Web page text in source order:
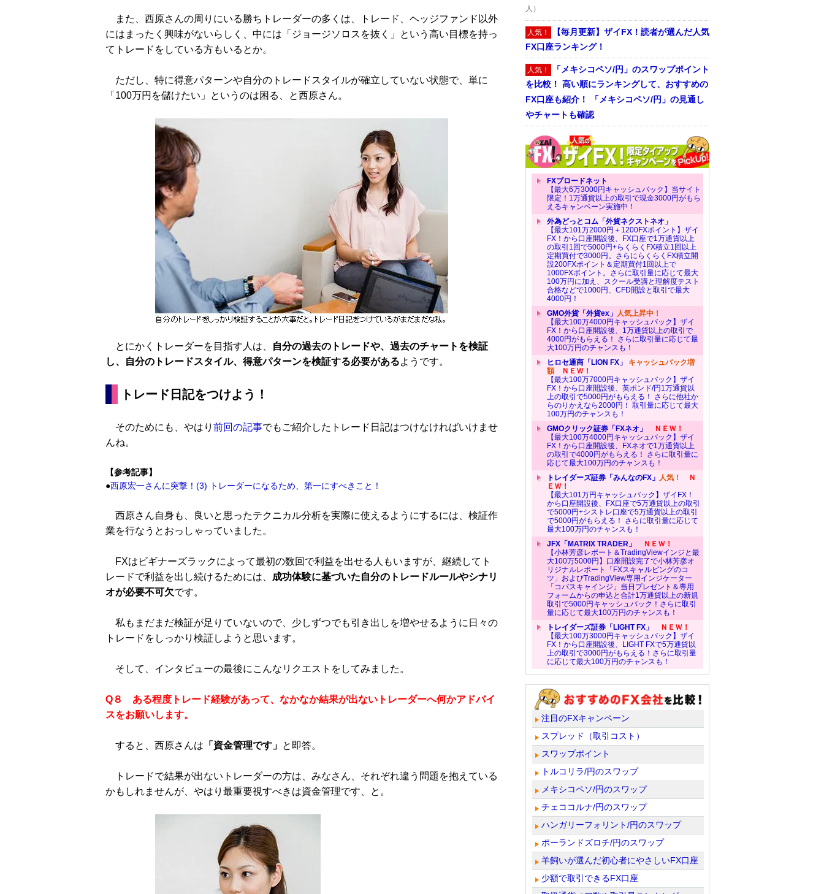
また、西原さんの周りにいる勝ちトレーダーの多くは、トレード、ヘッジファンド以外
にはまったく興味がないらしく、中には「ジョージソロスを抜く」という高い目標を持っ
てトレードをしている方もいるとか。
ただし、特に得意パターンや自分のトレードスタイルが確立していない状態で、単に
「100万円を儲けたい」というのは困る、と西原さん。
とにかくトレーダーを目指す人は、
自分の過去のトレードや、過去のチャートを検証
し、自分のトレードスタイル、得意パターンを検証する必要があるようです。
トレード日記をつけよう！
そのためにも、やはり 前回の記事でもご紹介したトレード日記はつけなければいけませ
んね。
【参考記事】
●西原宏一さんに突撃！(3) トレーダーになるため、第一にすべきこと！
西原さん自身も、良いと思ったテクニカル分析を実際に使えるようにするには、検証作
業を行なうとおっしゃっていました。
FXはビギナーズラックによって最初の数回で利益を出せる人もいますが、継続してト
レードで利益を出し続けるためには、 成功体験に基づいた自分のトレードルールやシナリ
オが必要不可欠です。
私もまだまだ検証が足りていないので、少しずつでも引き出しを増やせるように日々の
トレードをしっかり検証しようと思います。
そして、インタビューの最後にこんなリクエストをしてみました。
Q８ ある程度トレード経験があって、なかなか結果が出ないトレーダーへ何かアドバイ
スをお願いします。
すると、西原さんは 「資金管理です」 と即答。
トレードで結果が出ないトレーダーの方は、みなさん、それぞれ違う問題を抱えている
かもしれませんが、やはり最重要視すべきは資金管理です、と。
人）
人気！ 【毎月更新】ザイFX！読者が選んだ人気
FX口座ランキング！
人気！ 「メキシコペソ/円」のスワップポイント
を比較！ 高い順にランキングして、おすすめの
FX口座も紹介！ 「メキシコペソ/円」の見通し
やチャートも確認
FXブロードネット
【最大6万3000円キャッシュバック】当サイト
限定！1万通貨以上の取引で現金3000円がもら
えるキャンペーン実施中！
外為どっとコム「外貨ネクストネオ」
【最大101万2000円＋1200FXポイント】ザイ
FX！から口座開設後、FX口座で1万通貨以上
の取引1回で5000円+らくらくFX積立1回以上
定期買付で3000円。さらにらくらくFX積立開
設200FXポイント＆定期買付1回以上で
1000FXポイント。さらに取引量に応じて最大
100万円に加え、スクール受講と理解度テスト
合格などで1000円、CFD開設と取引で最大
4000円！
GMO外貨「外貨ex」 人気上昇中！
【最大100万4000円キャッシュバック】ザイ
FX！から口座開設後、1万通貨以上の取引で
4000円がもらえる！ さらに取引量に応じて最
大100万円のチャンスも！
ヒロセ通商「LION FX」 キャッシュバック増
額ＮＥＷ！
【最大100万7000円キャッシュバック】ザイ
FX！から口座開設後、英ポンド/円1万通貨以
上の取引で5000円がもらえる！ さらに他社か
らのりかえなら2000円！ 取引量に応じて最大
100万円のチャンスも！
GMOクリック証券「FXネオ」
ＮＥＷ！
【最大100万4000円キャッシュバック】ザイ
FX！から口座開設後、FXネオで1万通貨以上
の取引で4000円がもらえる！ さらに取引量に
応じて最大100万円のチャンスも！
トレイダーズ証券「みんなのFX」 人気！
Ｎ
ＥＷ！
【最大101万円キャッシュバック】ザイFX！
から口座開設後、FX口座で5万通貨以上の取引
で5000円+シストレ口座で5万通貨以上の取引
で5000円がもらえる！ さらに取引量に応じて
最大100万円のチャンスも！
JFX「MATRIX TRADER」
ＮＥＷ！
【小林芳彦レポート＆TradingViewインジと最
大100万5000円】口座開設完了で小林芳彦オ
リジナルレポート「FXスキャルピングのコ
ツ」およびTradingView専用インジケーター
「コバスキャインジ」当日プレゼント＆専用
フォームからの申込と合計1万通貨以上の新規
取引で5000円キャッシュバック！さらに取引
量に応じて最大100万円のチャンスも！
トレイダーズ証券「LIGHT FX」
ＮＥＷ！
【最大100万3000円キャッシュバック】ザイ
FX！から口座開設後、LIGHT FXで5万通貨以
上の取引で3000円がもらえる！さらに取引量
に応じて最大100万円のチャンスも！
注目のFXキャンペーン
スプレッド（取引コスト）
スワップポイント
トルコリラ/円のスワップ
メキシコペソ/円のスワップ
チェココルナ/円のスワップ
ハンガリーフォリント/円のスワップ
ポーランドズロチ/円のスワップ
羊飼いが選んだ初心者にやさしいFX口座
少額で取引できるFX口座